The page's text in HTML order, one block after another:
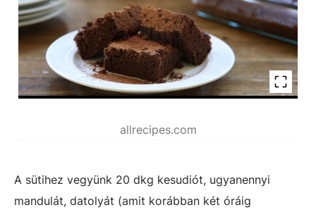
allrecipes.com
A sütihez vegyünk 20 dkg kesudiót, ugyanennyi
mandulát, datolyát (amit korábban két óráig